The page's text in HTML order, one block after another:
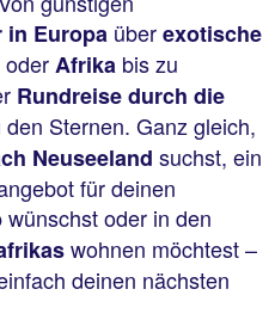
in Europa überexotische
oderAfrika bis zu
Rundreise durch die
Sternen. Ganz gleich,
Neuseeland suchst, ein
für deinen
wünschst oder in den
wohnen möchtest –
deinen nächsten